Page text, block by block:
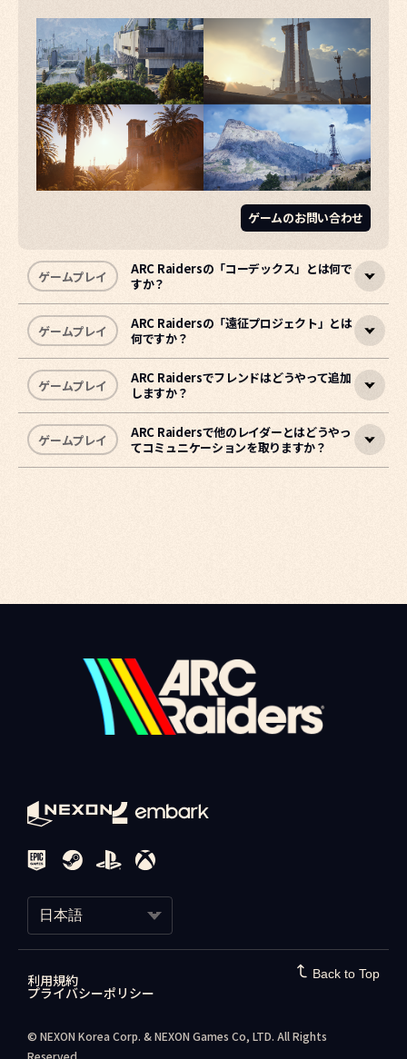
ゲームのお問い合わせ
ゲームのお問い合わせ
ゲームのお問い合わせ
ゲームプレイ
ARC Raidersの「コーデックス」とは何で
すか？
コーデックスは、
レイダーがゲーム世界を探索する中で経験した
ARC、ラストベルトのさまざまな場所、出会った人物の情報を収
集・記録する図鑑システムです。
ゲームを進めるほど多くの項目が解放され、レイダーの経験が蓄
積されるにつれて新しい情報が追加されていきます。
ゲームのお問い合わせ
ゲームプレイ
ARC Raidersの「遠征プロジェクト」とは
何ですか？
遠征プロジェクトは、レベル20到達時にアンロック
される機能
で、進行度をリセットして新たにスタートするタイミングを自分
で選べるシステム
です。
強制的にリセットされるのではなく、新しい旅をいつ始めるか
リセットされる項目
- レベル、スキル、経験値
- インベントリ、保管庫のアイテム、製作進行度
維持される項目
- コーデックスの項目およびアンロック済みのマップ
- 過去の遠征で獲得した遠征ボーナス
特典とボーナス
受け取れます。
- 各遠征完了時に提供される専用コスメティック報酬
- 次の遠征サイクル中に適用されるアカウントバフ（連続完了す
ゲームプレイ
ARC Raidersでフレンドはどうやって追加
しますか？
フレンド追加
追加したプレイヤーにはフレンドリクエストが送信されます。相
手がリクエストを承認すると、そのプレイヤーはあなたのフレン
ドリストに登録されます。
1. ロビー画面右下の「ソーシャル」ボタンを選択します。
2. 「最新」タブに移動すると、直近で一緒にプレイしたプレイ
ヤーの一覧が表示されます。追加したいプレイヤーを選択し、
チームを組む（パーティ招待）
フレンドをパーティに招待する
以前からのフレンドでも、新しく出会ったフレンドでも、一緒
ります。
ゲームプレイ
ARC Raidersで他のレイダーとはどうやっ
てコミュニケーションを取りますか？
• PC：マウスホイールボタン
• PlayStation / Xbox：R1 / RT
設定メニューから入力方法を変更することもできます。
ゲーム内ボイスチャットを有効にするには、「設定 > オーディオ
> ボイスチャット > ボイスチャットを有効化」の順に選択しま
す。ここでマイクモードを選択し、「オープンマイク」または
「プッシュ・トゥ・トーク」のいずれかに設定できます。近接ボ
用すると、チーム外のレイダーとも会話でき、他のレイダーを説
得して協力者にすることができます。
レイド中に自分の声を変えてみたいですか？レイダーボイスを使
用すると、ボイスチャットで他のレイダーに聞こえる自分の声を
わせて調整可能です。
日本語
日本語
利用規約
プライバシーポリシー
Back to Top
© NEXON Korea Corp. & NEXON Games Co, LTD. All Rights